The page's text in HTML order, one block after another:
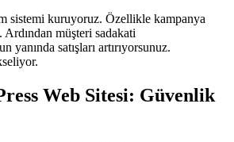
sistemi kuruyoruz. Özellikle kampanya
müşteri sadakati
yanında satışları artırıyorsunuz.
Web Sitesi: Güvenlik